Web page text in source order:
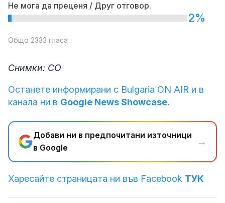
Не мога да преценя / Друг отговор.
2%
Общо 2333 гласа
Снимки: СО
Останете информирани с Bulgaria ON AIR и в
канала ни в Google News Showcase.
Добави ни в предпочитани източници
в Google
→
Харесайте страницата ни във Facebook ТУК